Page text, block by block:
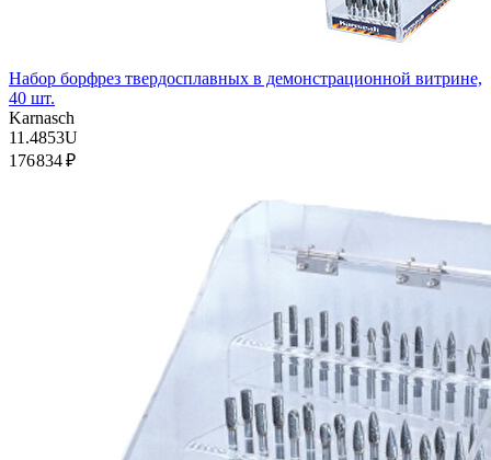
Набор борфрез твердосплавных в демонстрационной витрине,
40 шт.
Karnasch
11.4853U
176 834 ₽